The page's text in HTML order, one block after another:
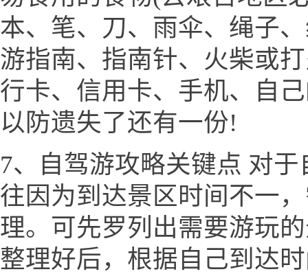
本、笔、刀、雨伞、绳子
游指南、指南针、火柴或
行卡、信用卡、手机、自
以防遗失了还有一份!
7、自驾游攻略关键点 对
往因为到达景区时间不一
理。可先罗列出需要游玩
整理好后，根据自己到达